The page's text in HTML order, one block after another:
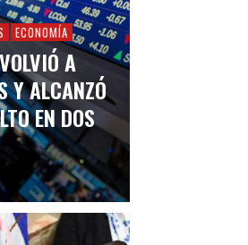
ECONOMÍA
A
Y ALCANZÓ
EN DOS